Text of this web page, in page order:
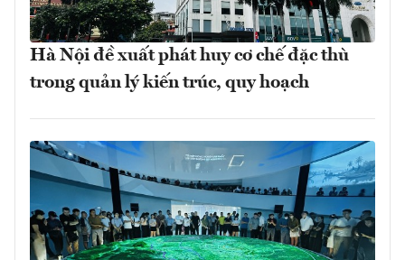
Hà Nội đề xuất phát huy cơ chế đặc thù
trong quản lý kiến trúc, quy hoạch